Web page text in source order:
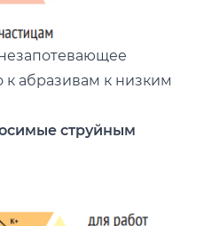
к абразивам к низким
струйным